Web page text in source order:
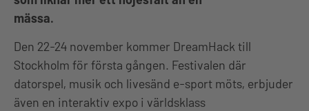
mässa.
Den 22-24 november kommer DreamHack till
Stockholm för första gången. Festivalen där
datorspel, musik och livesänd e-sport möts, erbjuder
även en interaktiv expo i världsklass